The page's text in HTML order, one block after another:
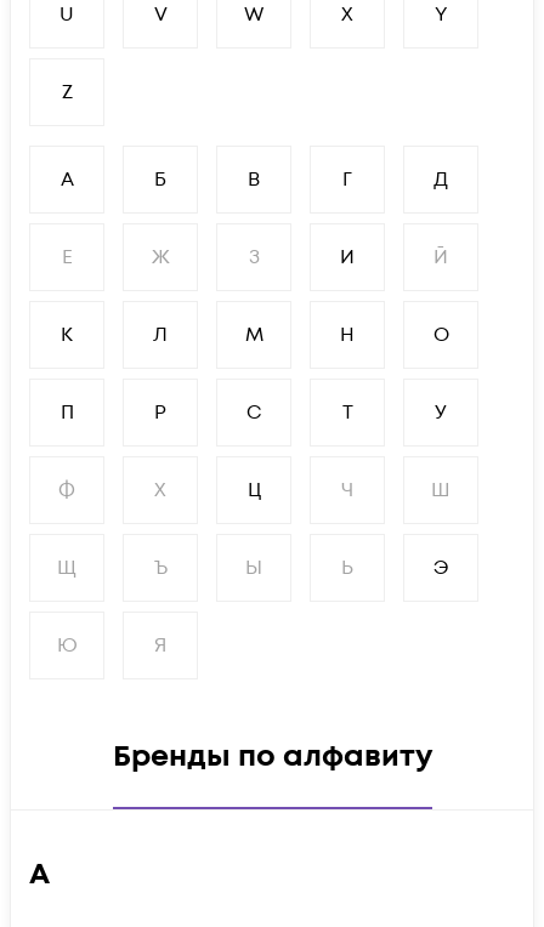
U V W X Y
Z
А Б В Г Д
Е Ж З И Й
К Л М Н О
П Р С Т У
Ф Х Ц Ч Ш
Щ Ъ Ы Ь Э
Ю Я
Бренды по алфавиту
А